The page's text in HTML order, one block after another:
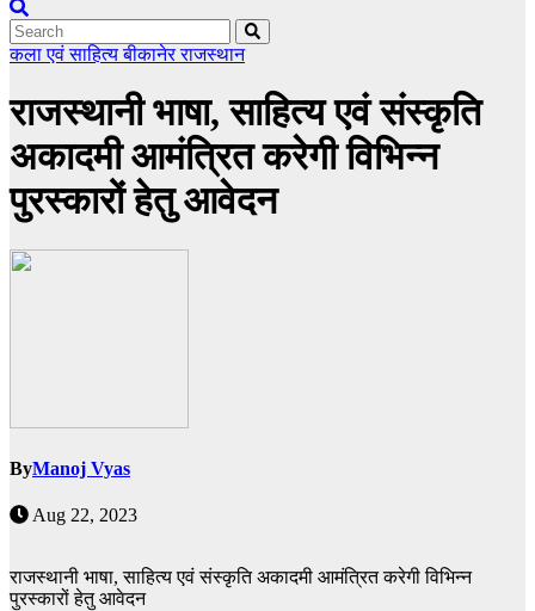
कला एवं साहित्यबीकानेरराजस्थान
राजस्थानी भाषा, साहित्य एवं संस्कृति
अकादमी आमंत्रित करेगी विभिन्न
पुरस्कारों हेतु आवेदन
ByManoj Vyas
Aug 22, 2023
राजस्थानी भाषा, साहित्य एवं संस्कृति अकादमी आमंत्रित करेगी विभिन्न
पुरस्कारों हेतु आवेदन